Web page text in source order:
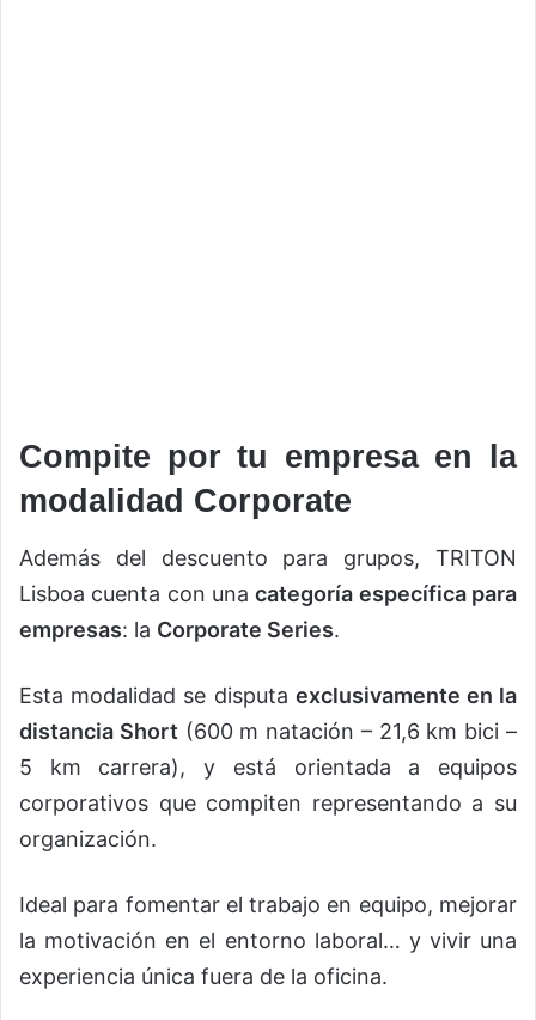
Compite por tu empresa en la
modalidad Corporate
Además del descuento para grupos, TRITON
Lisboa cuenta con unacategoría específica para
empresas: la Corporate Series.
Esta modalidad se disputa exclusivamente en la
distancia Short (600 m natación – 21,6 km bici –
5 km carrera), y está orientada a equipos
corporativos que compiten representando a su
organización.
Ideal para fomentar el trabajo en equipo, mejorar
la motivación en el entorno laboral… y vivir una
experiencia única fuera de la oficina.